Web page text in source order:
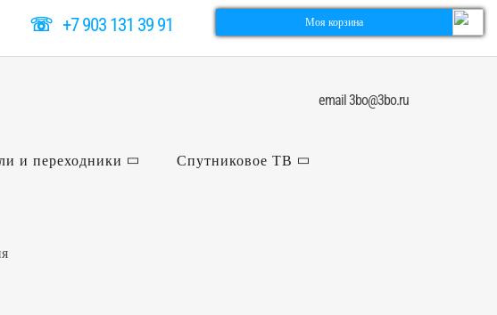
☏+7 903 131 39 91 Моя корзина
email 3bo@3bo.ru
и переходники
Спутниковое ТВ